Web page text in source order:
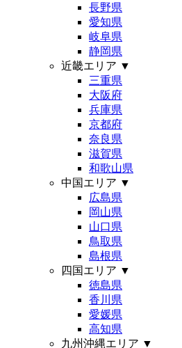
長野県
愛知県
岐阜県
静岡県
近畿エリア ▼
三重県
大阪府
兵庫県
京都府
奈良県
滋賀県
和歌山県
中国エリア ▼
広島県
岡山県
山口県
鳥取県
島根県
四国エリア ▼
徳島県
香川県
愛媛県
高知県
九州沖縄エリア ▼